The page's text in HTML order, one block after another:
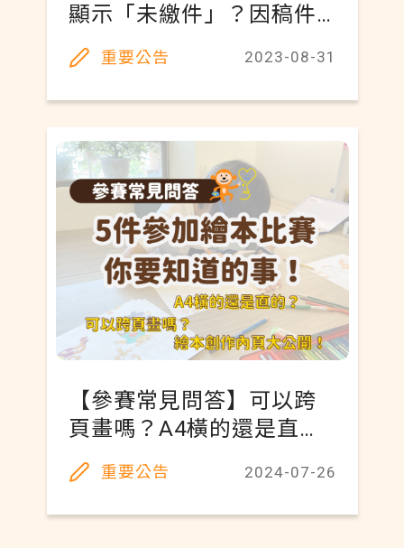
顯示「未繳件」？因稿件
繁多，敬請稍候
重要公告 2023-08-31
【參賽常見問答】可以跨
頁畫嗎？A4橫的還是直
的？得獎繪本原稿內頁大
公開！
重要公告 2024-07-26